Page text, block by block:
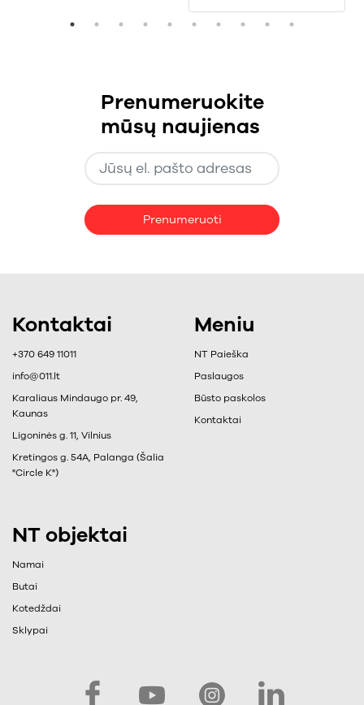
Kontaktai
+370 649 11011
info@011.lt
Karaliaus Mindaugo pr. 49,
Kaunas
Ligoninės g. 11, Vilnius
Kretingos g. 54A, Palanga (Šalia
"Circle K")
Meniu
NT Paieška
Paslaugos
Būsto paskolos
Kontaktai
NT objektai
Namai
Butai
Kotedždai
Sklypai
Prenumeruokite
mūsų naujienas
Prenumeruoti